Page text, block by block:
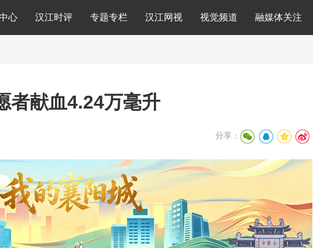
心 汉江时评 专题专栏 汉江网视 视觉频道 融媒体关注
者献血4.24万毫升
分享：